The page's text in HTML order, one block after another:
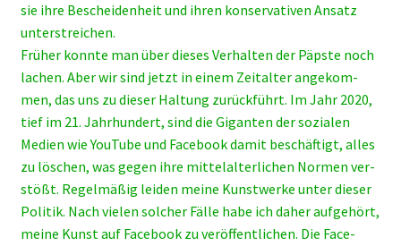
sie ihre Beschei­den­heit und ihren kon­ser­va­ti­ven Ansatz
unter­strei­chen.
Frü­her konn­te man über die­ses Ver­hal­ten der Päps­te noch
lachen. Aber wir sind jetzt in einem Zeit­al­ter ange­kom­
men, das uns zu die­ser Hal­tung zurück­führt. Im Jahr 2020,
tief im 21. Jahr­hun­dert, sind die Gigan­ten der sozia­len
Medi­en wie You­Tube und Face­book damit beschäf­tigt, alles
zu löschen, was gegen ihre mit­tel­al­ter­li­chen Nor­men ver­
stößt. Regel­mä­ßig lei­den mei­ne Kunst­wer­ke unter die­ser
Poli­tik. Nach vie­len sol­cher Fäl­le habe ich daher auf­ge­hört,
mei­ne Kunst auf Face­book zu ver­öf­fent­li­chen. Die Face­